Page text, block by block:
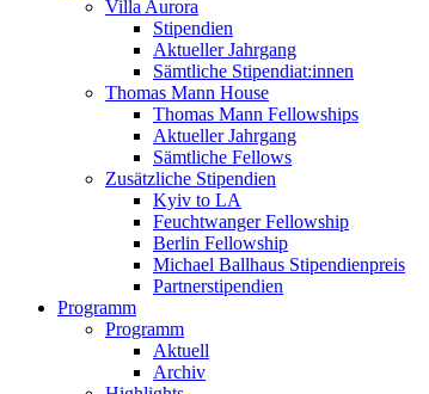
Villa Aurora
Stipendien
Aktueller Jahrgang
Sämtliche Stipendiat:innen
Thomas Mann House
Thomas Mann Fellowships
Aktueller Jahrgang
Sämtliche Fellows
Zusätzliche Stipendien
Kyiv to LA
Feuchtwanger Fellowship
Berlin Fellowship
Michael Ballhaus Stipendienpreis
Partnerstipendien
Programm
Programm
Aktuell
Archiv